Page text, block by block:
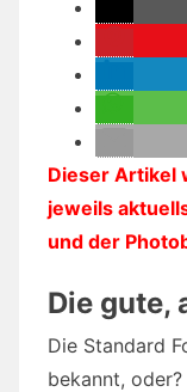
Dieser Artikel
jeweils
und der
Die gute,
Die Standard
bekannt,